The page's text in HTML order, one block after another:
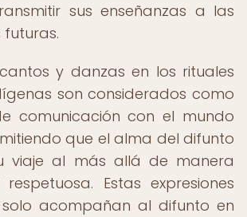
sus enseñanzas a las
y danzas en los rituales
son considerados como
comunicación con el mundo
que el alma del difunto
viaje al más allá de manera
Estas expresiones
acompañan al difunto en